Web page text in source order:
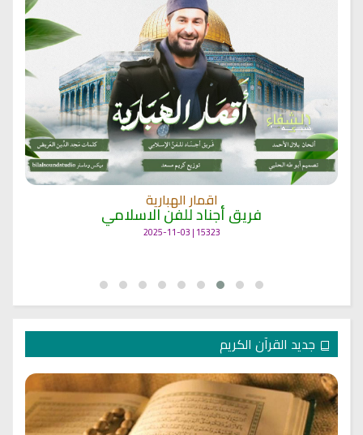
اقمار الهبارية
فريق أجناد للفن الاسلامي
15323 | 2025-11-03
جديد القرآن الكريم